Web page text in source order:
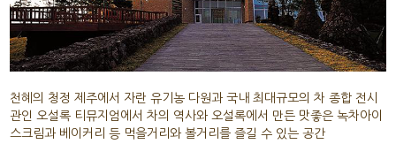
천혜의 청정 제주에서 자란 유기농 다원과 국내 최대규모의 차 종합 전시
관인 오설록 티뮤지엄에서 차의 역사와 오설록에서 만든 맛좋은 녹차아이
스크림과 베이커리 등 먹을거리와 볼거리를 즐길 수 있는 공간